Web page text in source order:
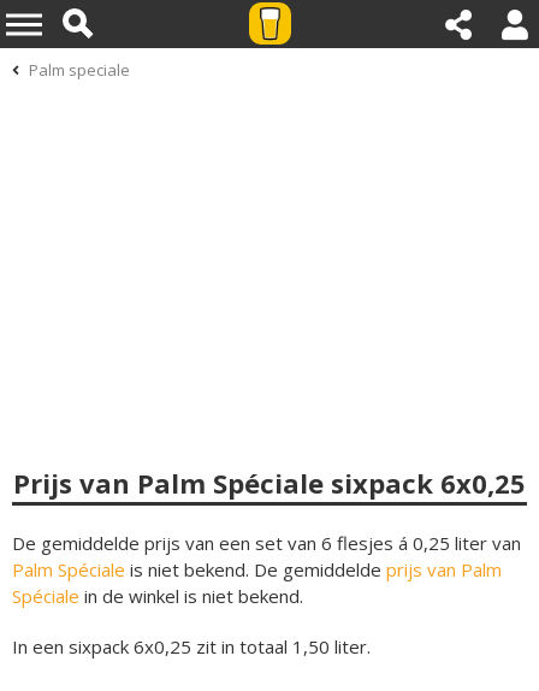
Palm speciale
Prijs van Palm Spéciale sixpack 6x0,25
De gemiddelde prijs van een set van 6 flesjes á 0,25 liter van
Palm Spéciale is niet bekend. De gemiddelde prijs van Palm
Spéciale in de winkel is niet bekend.
In een sixpack 6x0,25 zit in totaal 1,50 liter.